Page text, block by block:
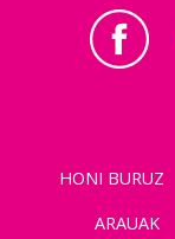
HONI BURUZ
ARAUAK